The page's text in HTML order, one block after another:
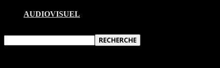
AUDIOVISUEL